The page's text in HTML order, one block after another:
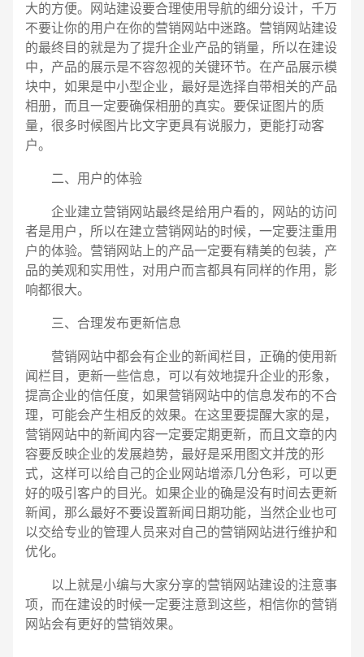
大的方便。网站建设要合理使用导航的细分设计，千万
不要让你的用户在你的营销网站中迷路。营销网站建设
的最终目的就是为了提升企业产品的销量，所以在建设
中，产品的展示是不容忽视的关键环节。在产品展示模
块中，如果是中小型企业，最好是选择自带相关的产品
相册，而且一定要确保相册的真实。要保证图片的质
量，很多时候图片比文字更具有说服力，更能打动客
户。
二、用户的体验
企业建立营销网站最终是给用户看的，网站的访问
者是用户，所以在建立营销网站的时候，一定要注重用
户的体验。营销网站上的产品一定要有精美的包装，产
品的美观和实用性，对用户而言都具有同样的作用，影
响都很大。
三、合理发布更新信息
营销网站中都会有企业的新闻栏目，正确的使用新
闻栏目，更新一些信息，可以有效地提升企业的形象，
提高企业的信任度，如果营销网站中的信息发布的不合
理，可能会产生相反的效果。在这里要提醒大家的是，
营销网站中的新闻内容一定要定期更新，而且文章的内
容要反映企业的发展趋势，最好是采用图文并茂的形
式，这样可以给自己的企业网站增添几分色彩，可以更
好的吸引客户的目光。如果企业的确是没有时间去更新
新闻，那么最好不要设置新闻日期功能，当然企业也可
以交给专业的管理人员来对自己的营销网站进行维护和
优化。
以上就是小编与大家分享的营销网站建设的注意事
项，而在建设的时候一定要注意到这些，相信你的营销
网站会有更好的营销效果。
电话 微信号